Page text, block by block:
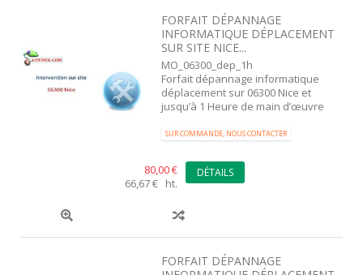
FORFAIT DÉPANNAGE
INFORMATIQUE DÉPLACEMENT
SUR SITE NICE...
MO_06300_dep_1h
Forfait dépannage informatique
déplacement sur 06300 Nice et
jusqu’à 1 Heure de main d’œuvre
SUR COMMANDE, NOUS CONTACTER
80,00 €
66,67 € ht.
DÉTAILS
FORFAIT DÉPANNAGE